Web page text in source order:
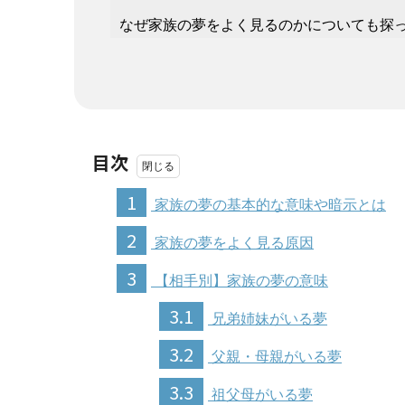
なぜ家族の夢をよく見るのかについても探
目次
1
家族の夢の基本的な意味や暗示とは
2 家族の夢をよく見る原因
3 【相手別】家族の夢の意味
3.1 兄弟姉妹がいる夢
3.2 父親・母親がいる夢
3.3 祖父母がいる夢